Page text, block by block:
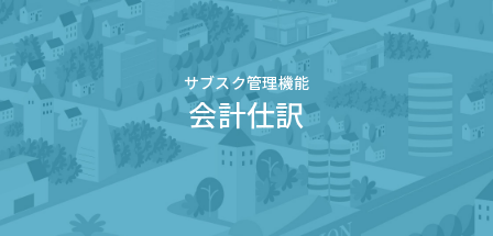
サブスク管理機能
会計仕訳